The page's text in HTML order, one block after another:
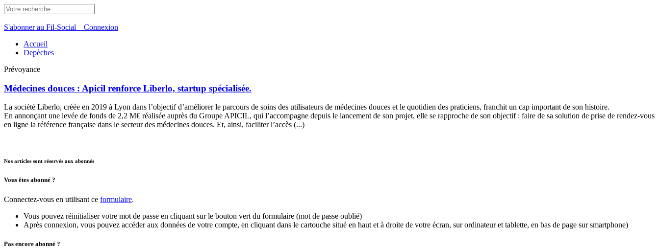
S'abonner au Fil-Social Connexion
Accueil
Depèches
Prévoyance
Médecines douces : Apicil renforce Liberlo, startup spécialisée.
La société Liberlo, créée en 2019 à Lyon dans l’objectif d’améliorer le parcours de soins des utilisateurs de médecines douces et le quotidien des praticiens, franchit un cap important de son histoire.
En annonçant une levée de fonds de 2,2 M€ réalisée auprès du Groupe APICIL, qui l’accompagne depuis le lancement de son projet, elle se rapproche de son objectif : faire de sa solution de prise de rendez-vous
en ligne la référence française dans le secteur des médecines douces. Et, ainsi, faciliter l’accès (...)
Nos articles sont réservés aux abonnés
Vous êtes abonné ?
Connectez-vous en utilisant ce formulaire.
Vous pouvez réinitialiser votre mot de passe en cliquant sur le bouton vert du formulaire (mot de passe oublié)
Après connexion, vous pouvez accéder aux données de votre compte, en cliquant dans le cartouche situé en haut et à droite de votre écran, sur ordinateur et tablette, en bas de page sur smartphone)
Pas encore abonné ?